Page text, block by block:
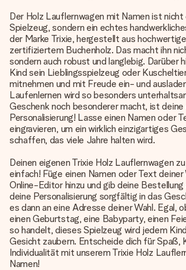
Der Holz Lauflernwagen mit Namen ist nicht
Spielzeug, sondern ein echtes
der Marke Trixie, hergestellt aus
zertifiziertem Buchenholz. Das macht ihn
sondern auch robust und langlebig. Darüber
Kind sein Lieblingsspielzeug oder
mitnehmen und mit Freude ein- und
Laufenlernen wird so besonders
Geschenk noch besonderer macht, ist deine
Personalisierung! Lasse einen Namen oder
eingravieren, um ein wirklich einzigartiges
schaffen, das viele Jahre halten wird.
Deinen eigenen Trixie Holz Lauflernwagen
einfach! Füge einen Namen oder Text deiner
Online-Editor hinzu und gib deine Bestellung
deine Personalisierung sorgfältig in das
es dann an eine Adresse deiner Wahl. Egal,
einen Geburtstag, eine Babyparty, einen
so handelt, dieses Spielzeug wird jedem
Gesicht zaubern. Entscheide dich für Spaß,
Individualität mit unserem Trixie Holz
Namen!